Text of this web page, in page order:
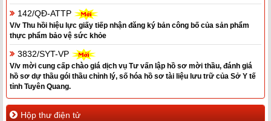
142/QĐ-ATTP
V/v Thu hồi hiệu lực giấy tiếp nhận đăng ký bản công bố của sản phẩm
thực phẩm bảo vệ sức khỏe
3832/SYT-VP
V/v mời cung cấp chào giá dịch vụ Tư vấn lập hồ sơ mời thầu, đánh giá
hồ sơ dự thầu gói thầu chỉnh lý, số hóa hồ sơ tài liệu lưu trữ của Sở Y tế
tỉnh Tuyên Quang.
Hộp thư điện tử